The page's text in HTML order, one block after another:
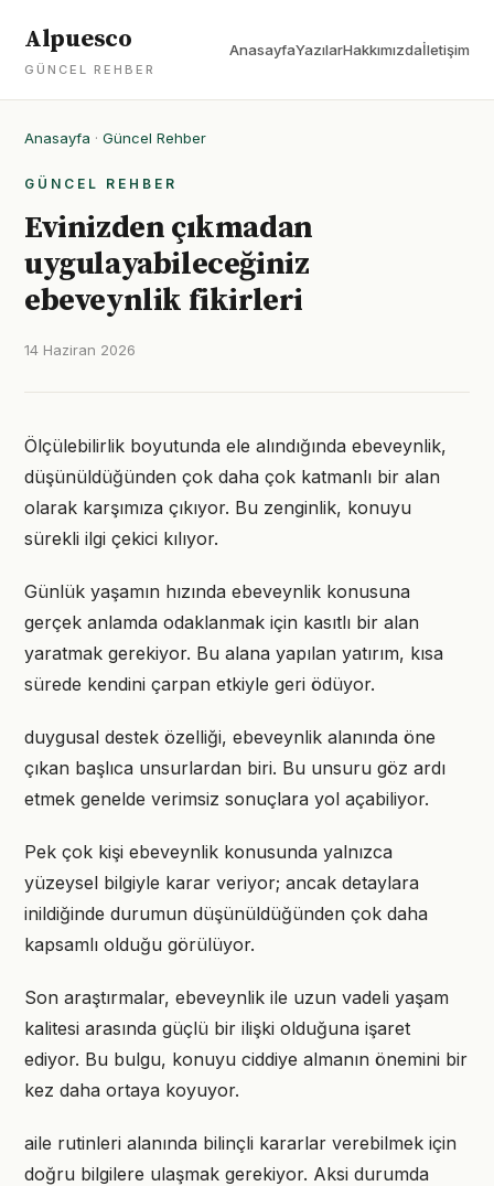
Alpuesco
GÜNCEL REHBER
AnasayfaYazılarHakkımızdaİletişim
Anasayfa · Güncel Rehber
GÜNCEL REHBER
Evinizden çıkmadan
uygulayabileceğiniz
ebeveynlik fikirleri
14 Haziran 2026
Ölçülebilirlik boyutunda ele alındığında ebeveynlik,
düşünüldüğünden çok daha çok katmanlı bir alan
olarak karşımıza çıkıyor. Bu zenginlik, konuyu
sürekli ilgi çekici kılıyor.
Günlük yaşamın hızında ebeveynlik konusuna
gerçek anlamda odaklanmak için kasıtlı bir alan
yaratmak gerekiyor. Bu alana yapılan yatırım, kısa
sürede kendini çarpan etkiyle geri ödüyor.
duygusal destek özelliği, ebeveynlik alanında öne
çıkan başlıca unsurlardan biri. Bu unsuru göz ardı
etmek genelde verimsiz sonuçlara yol açabiliyor.
Pek çok kişi ebeveynlik konusunda yalnızca
yüzeysel bilgiyle karar veriyor; ancak detaylara
inildiğinde durumun düşünüldüğünden çok daha
kapsamlı olduğu görülüyor.
Son araştırmalar, ebeveynlik ile uzun vadeli yaşam
kalitesi arasında güçlü bir ilişki olduğuna işaret
ediyor. Bu bulgu, konuyu ciddiye almanın önemini bir
kez daha ortaya koyuyor.
aile rutinleri alanında bilinçli kararlar verebilmek için
doğru bilgilere ulaşmak gerekiyor. Aksi durumda